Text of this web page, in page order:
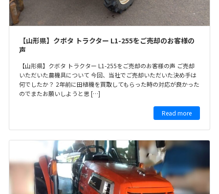
【山形県】クボタ トラクター L1-255をご売却のお客様の
声
【山形県】クボタ トラクター L1-255をご売却のお客様の声 ご売却
いただいた農機具について 今回、当社でご売却いただいた決め手は
何でしたか？ 2年前に田植機を買取してもらった時の対応が良かった
のでまたお願いしようと思 […]
Read more